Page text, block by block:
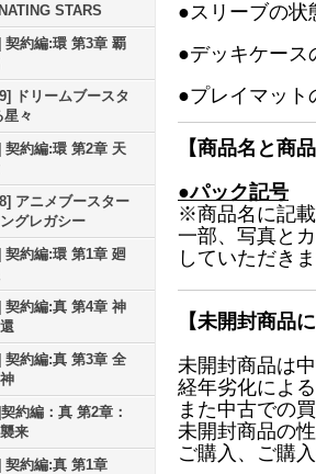
STARS
契約編:環 第3章 覇
ドリームブースタ
星々
契約編:環 第2章 天
アニメブースター
グレガシー
契約編:環 第1章 廻
契約編:真 第4章 神
契約編:真 第3章 全
約編：真 第2章：
来
契約編:真 第1章
●スリーブの状
●デッキケース
●プレイマット
【商品名と商
●パック記号
※商品名に記載
一部、写真と
していただき
【未開封商品
未開封商品は
経年劣化によ
また中古での
未開封商品の
ご購入、ご購